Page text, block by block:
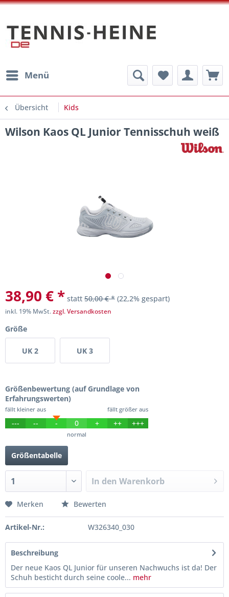
Menü
Übersicht Kids
Wilson Kaos QL Junior Tennisschuh weiß
38,90 € * statt 50,00 € * (22,2% gespart)
inkl. 19% MwSt.zzgl. Versandkosten
Größe
UK 2 UK 3
Größenbewertung (auf Grundlage von
Erfahrungswerten)
fällt größer aus
fällt kleiner aus
--- -- - 0 + ++ +++
normal
Größentabelle
In den Warenkorb
Merken Bewerten
Artikel-Nr.: W326340_030
Beschreibung
Der neue Kaos QL Junior für unseren Nachwuchs ist da! Der
Schuh besticht durch seine coole... mehr